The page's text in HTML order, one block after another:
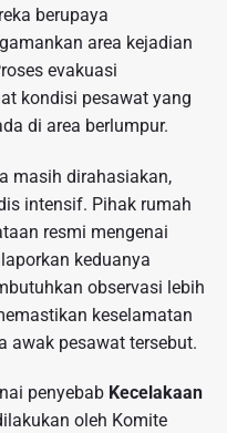
berupaya
area kejadian
evakuasi
kondisi pesawat yang
di area berlumpur.
masih dirahasiakan,
intensif. Pihak rumah
resmi mengenai
keduanya
observasi lebih
keselamatan
awak pesawat tersebut.
penyebab Kecelakaan
oleh Komite